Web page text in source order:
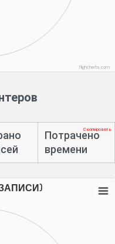
Highcharts.com
Потрачено
времени
Скопировать